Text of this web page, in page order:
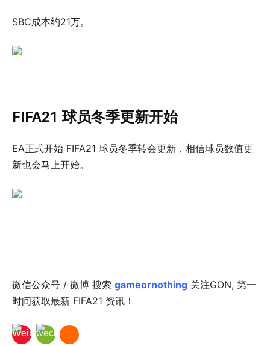
SBC成本约21万。
FIFA21 球员冬季更新开始
EA正式开始 FIFA21 球员冬季转会更新，相信球员数值更
新也会马上开始。
微信公众号 / 微博 搜索 gameornothing 关注GON, 第一
时间获取最新 FIFA21 资讯！